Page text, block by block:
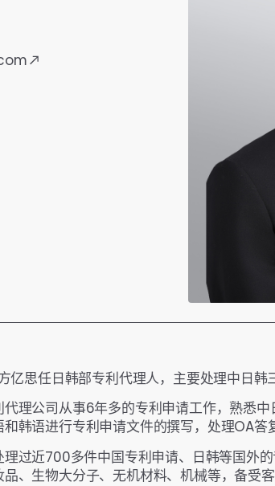
思任日韩部专利代理人，主要处理中日韩
理公司从事6年多的专利申请工作，熟悉
韩语进行专利申请文件的撰写，处理OA答
过近700多件中国专利申请、日韩等国外的
、生物大分子、无机材料、机械等，备受客